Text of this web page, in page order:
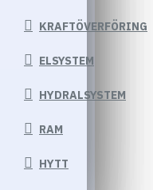
KRAFTÖVERFÖRING
ELSYSTEM
HYDRALSYSTEM
RAM
HYTT